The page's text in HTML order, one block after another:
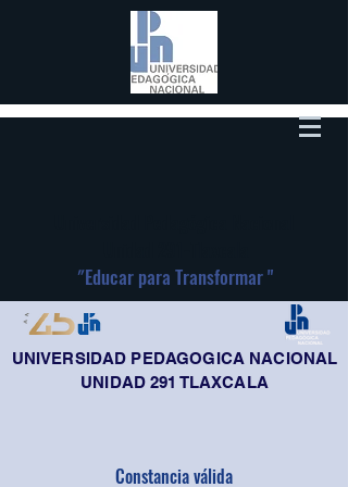
"Educar para Transformar "
UNIVERSIDAD PEDAGOGICA NACIONAL
UNIDAD 291 TLAXCALA
Constancia válida